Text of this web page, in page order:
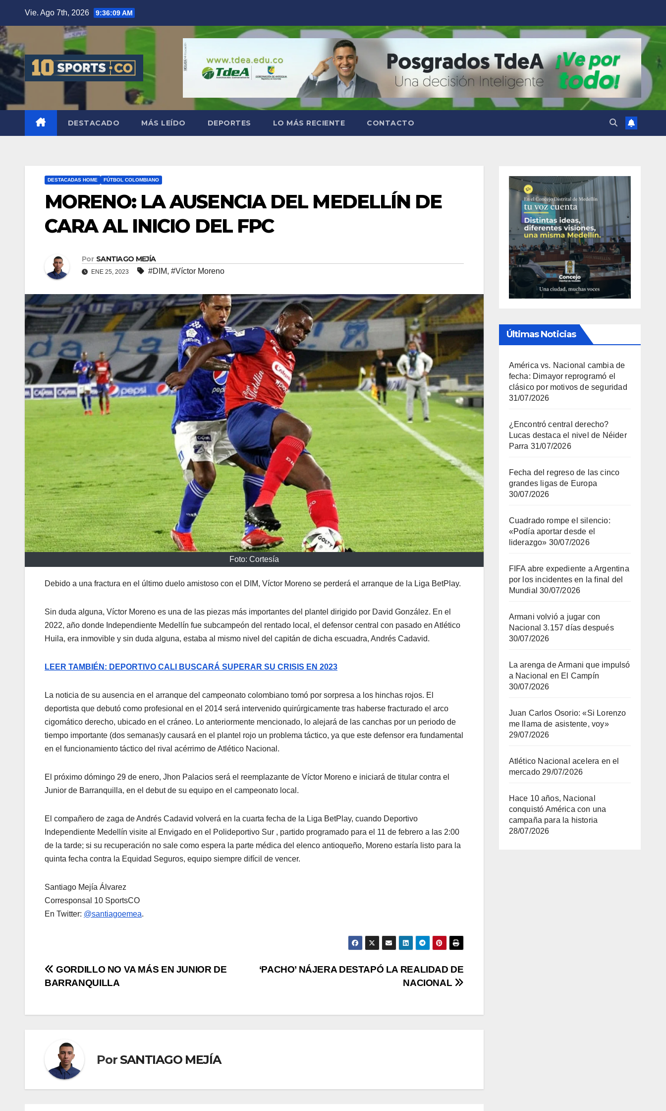
Vie. Ago 7th, 2026 9:36:10 AM
DESTACADO MÁS LEÍDO DEPORTES LO MÁS RECIENTE CONTACTO
DESTACADAS HOME FÚTBOL COLOMBIANO
MORENO: LA AUSENCIA DEL MEDELLÍN DE
CARA AL INICIO DEL FPC
Por SANTIAGO MEJÍA
ENE 25, 2023 #DIM, #Víctor Moreno
Foto: Cortesía
Debido a una fractura en el último duelo amistoso con el DIM, Víctor Moreno se perderá el arranque de la Liga BetPlay.
Sin duda alguna, Víctor Moreno es una de las piezas más importantes del plantel dirigido por David González. En el
2022, año donde Independiente Medellín fue subcampeón del rentado local, el defensor central con pasado en Atlético
Huila, era inmovible y sin duda alguna, estaba al mismo nivel del capitán de dicha escuadra, Andrés Cadavid.
LEER TAMBIÉN: DEPORTIVO CALI BUSCARÁ SUPERAR SU CRISIS EN 2023
La noticia de su ausencia en el arranque del campeonato colombiano tomó por sorpresa a los hinchas rojos. El
deportista que debutó como profesional en el 2014 será intervenido quirúrgicamente tras haberse fracturado el arco
cigomático derecho, ubicado en el cráneo. Lo anteriormente mencionado, lo alejará de las canchas por un periodo de
tiempo importante (dos semanas)y causará en el plantel rojo un problema táctico, ya que este defensor era fundamental
en el funcionamiento táctico del rival acérrimo de Atlético Nacional.
El próximo dómingo 29 de enero, Jhon Palacios será el reemplazante de Víctor Moreno e iniciará de titular contra el
Junior de Barranquilla, en el debut de su equipo en el campeonato local.
El compañero de zaga de Andrés Cadavid volverá en la cuarta fecha de la Liga BetPlay, cuando Deportivo
Independiente Medellín visite al Envigado en el Polideportivo Sur , partido programado para el 11 de febrero a las 2:00
de la tarde; si su recuperación no sale como espera la parte médica del elenco antioqueño, Moreno estaría listo para la
quinta fecha contra la Equidad Seguros, equipo siempre difícil de vencer.
Santiago Mejía Álvarez
Corresponsal 10 SportsCO
En Twitter: @santiagoemea.
‘PACHO’ NÁJERA DESTAPÓ LA REALIDAD DE
NACIONAL
GORDILLO NO VA MÁS EN JUNIOR DE
BARRANQUILLA
Por SANTIAGO MEJÍA
Últimas Noticias
América vs. Nacional cambia de
fecha: Dimayor reprogramó el
clásico por motivos de seguridad
31/07/2026
¿Encontró central derecho?
Lucas destaca el nivel de Néider
Parra 31/07/2026
Fecha del regreso de las cinco
grandes ligas de Europa
30/07/2026
Cuadrado rompe el silencio:
«Podía aportar desde el
liderazgo» 30/07/2026
FIFA abre expediente a Argentina
por los incidentes en la final del
Mundial 30/07/2026
Armani volvió a jugar con
Nacional 3.157 días después
30/07/2026
La arenga de Armani que impulsó
a Nacional en El Campín
30/07/2026
Juan Carlos Osorio: «Si Lorenzo
me llama de asistente, voy»
29/07/2026
Atlético Nacional acelera en el
mercado 29/07/2026
Hace 10 años, Nacional
conquistó América con una
campaña para la historia
28/07/2026